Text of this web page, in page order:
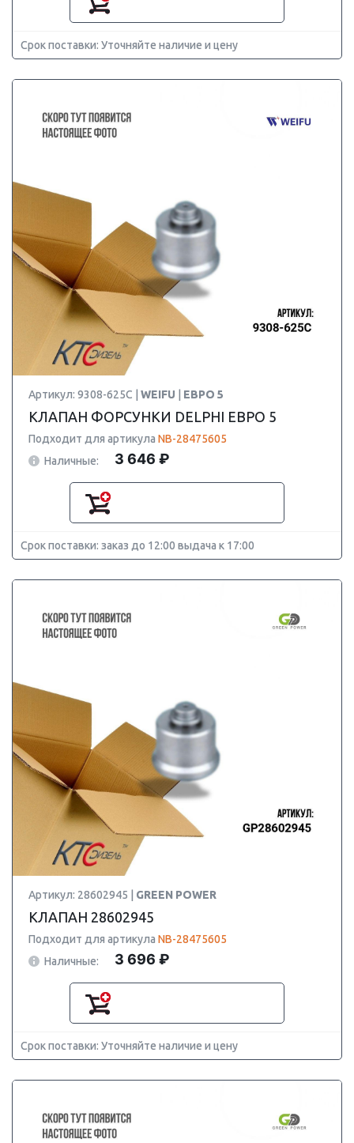
Срок поставки: Уточняйте наличие и цену
Артикул: 9308-625C | WEIFU ЕВРО 5
КЛАПАН ФОРСУНКИ DELPHI ЕВРО 5
Подходит для артикула NB-28475605
Наличные:
3 646 ₽
Срок поставки: заказ до 12:00 выдача к 17:00
Артикул: 28602945 | GREEN POWER
КЛАПАН 28602945
Подходит для артикула NB-28475605
Наличные:
3 696 ₽
Срок поставки: Уточняйте наличие и цену